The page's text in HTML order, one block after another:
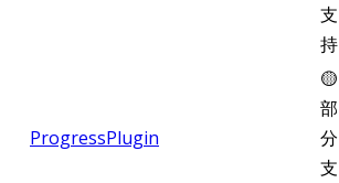
支
持
ProgressPlugin
🟡
部
分
支